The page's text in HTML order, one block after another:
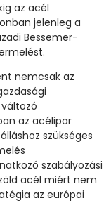
az acél
jelenleg a
Bessemer-
nemcsak az
az acélipar
szükséges
szabályozási
acél miért nem
az európai